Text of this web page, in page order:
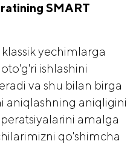
SMART
yechimlarga
ishlashini
va shu bilan birga
aniqlashning aniqligini
amalga
qo'shimcha